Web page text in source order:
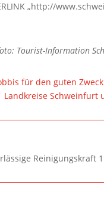
„http://
Tourist-Information
für den guten
Landkreise Schweinfurt
Reinigungskraft